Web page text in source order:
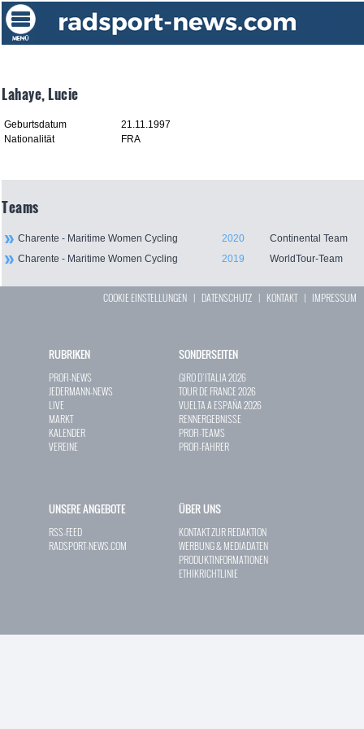
Lahaye, Lucie
Geburtsdatum
21.11.1997
Nationalität
FRA
Teams
Charente - Maritime Women Cycling 2020
Continental Team
Charente - Maritime Women Cycling
2019 WorldTour-Team
COOKIE EINSTELLUNGEN | DATENSCHUTZ | KONTAKT| IMPRESSUM
RUBRIKEN
PROFI-NEWS
JEDERMANN-NEWS
LIVE
MARKT
KALENDER
VEREINE
SONDERSEITEN
GIRO D`ITALIA 2026
TOUR DE FRANCE 2026
VUELTA A ESPAÑA 2026
RENNERGEBNISSE
PROFI-TEAMS
PROFI-FAHRER
UNSERE ANGEBOTE
RSS-FEED
RADSPORT-NEWS.COM
ÜBER UNS
KONTAKT ZUR REDAKTION
WERBUNG & MEDIADATEN
PRODUKTINFORMATIONEN
ETHIKRICHTLINIE